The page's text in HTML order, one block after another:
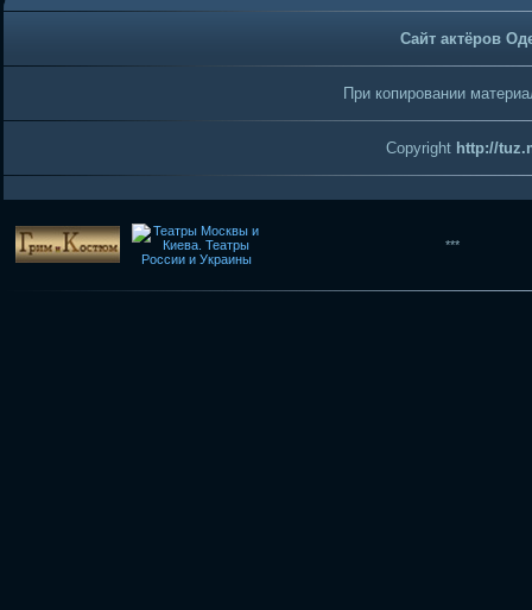
Сайт актёров
При копировании
Copyright http://
***